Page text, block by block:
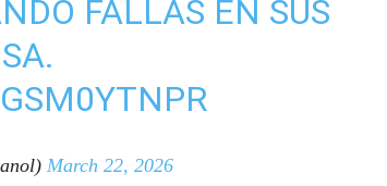
FALLAS EN SUS
March 22, 2026